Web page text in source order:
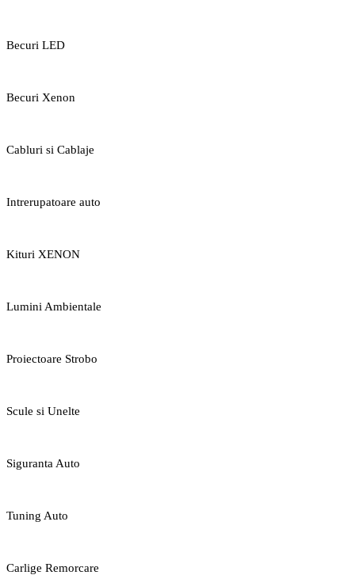
Becuri LED
Becuri Xenon
Cabluri si Cablaje
Intrerupatoare auto
Kituri XENON
Lumini Ambientale
Proiectoare Strobo
Scule si Unelte
Siguranta Auto
Tuning Auto
Carlige Remorcare